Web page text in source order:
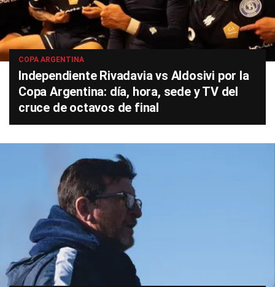
COPA ARGENTINA
Independiente Rivadavia vs Aldosivi por la
Copa Argentina: día, hora, sede y TV del
cruce de octavos de final